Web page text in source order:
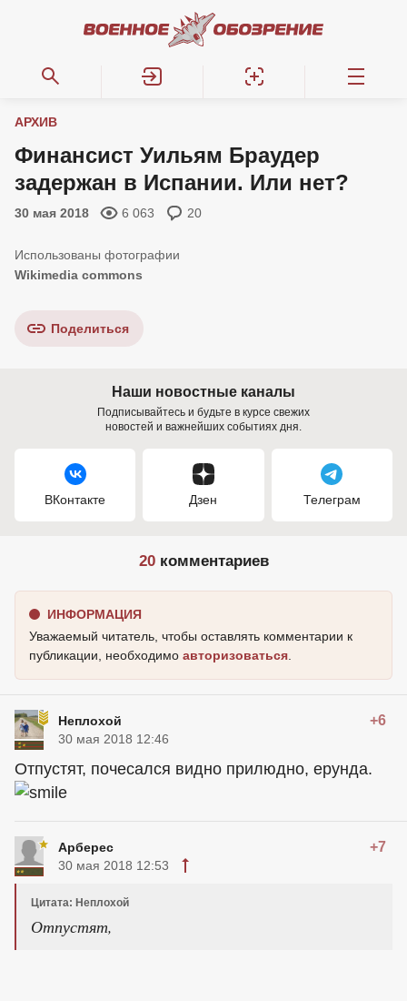
АРХИВ
Финансист Уильям Браудер
задержан в Испании. Или нет?
30 мая 2018 6 063 20
Wikimedia commons
Поделиться
Наши новостные каналы
Подписывайтесь и будьте в курсе свежих
новостей и важнейших событиях дня.
ВКонтакте Дзен Телеграм
20комментариев
ИНФОРМАЦИЯ
Уважаемый читатель, чтобы оставлять комментарии к
публикации, необходимо авторизоваться
Неплохой +6
30 мая 2018 12:46
Отпустят, почесался видно прилюдно, ерунда.
Арберес +7
30 мая 2018 12:53
Цитата: Неплохой
Отпустят,